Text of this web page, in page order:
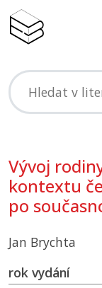
Vývoj
kontextu
po
Jan Brychta
rok vydání